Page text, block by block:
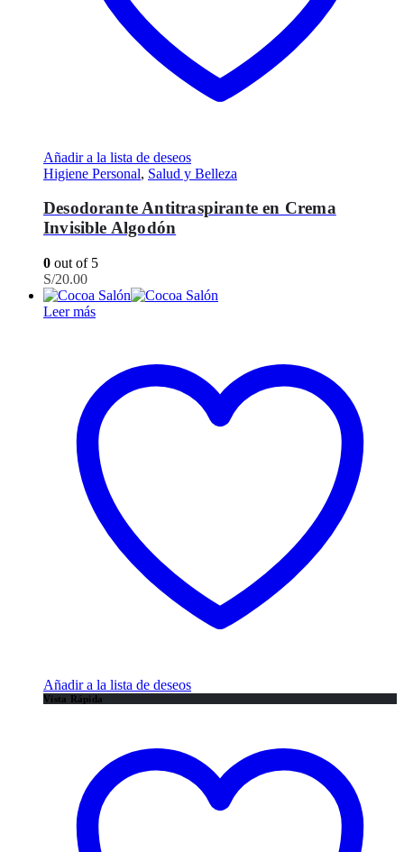
Añadir a la lista de deseos
Higiene Personal, Salud y Belleza
Desodorante Antitraspirante en Crema
Invisible Algodón
0 out of 5
S/20.00
Leer más
Añadir a la lista de deseos
Vista Rápida